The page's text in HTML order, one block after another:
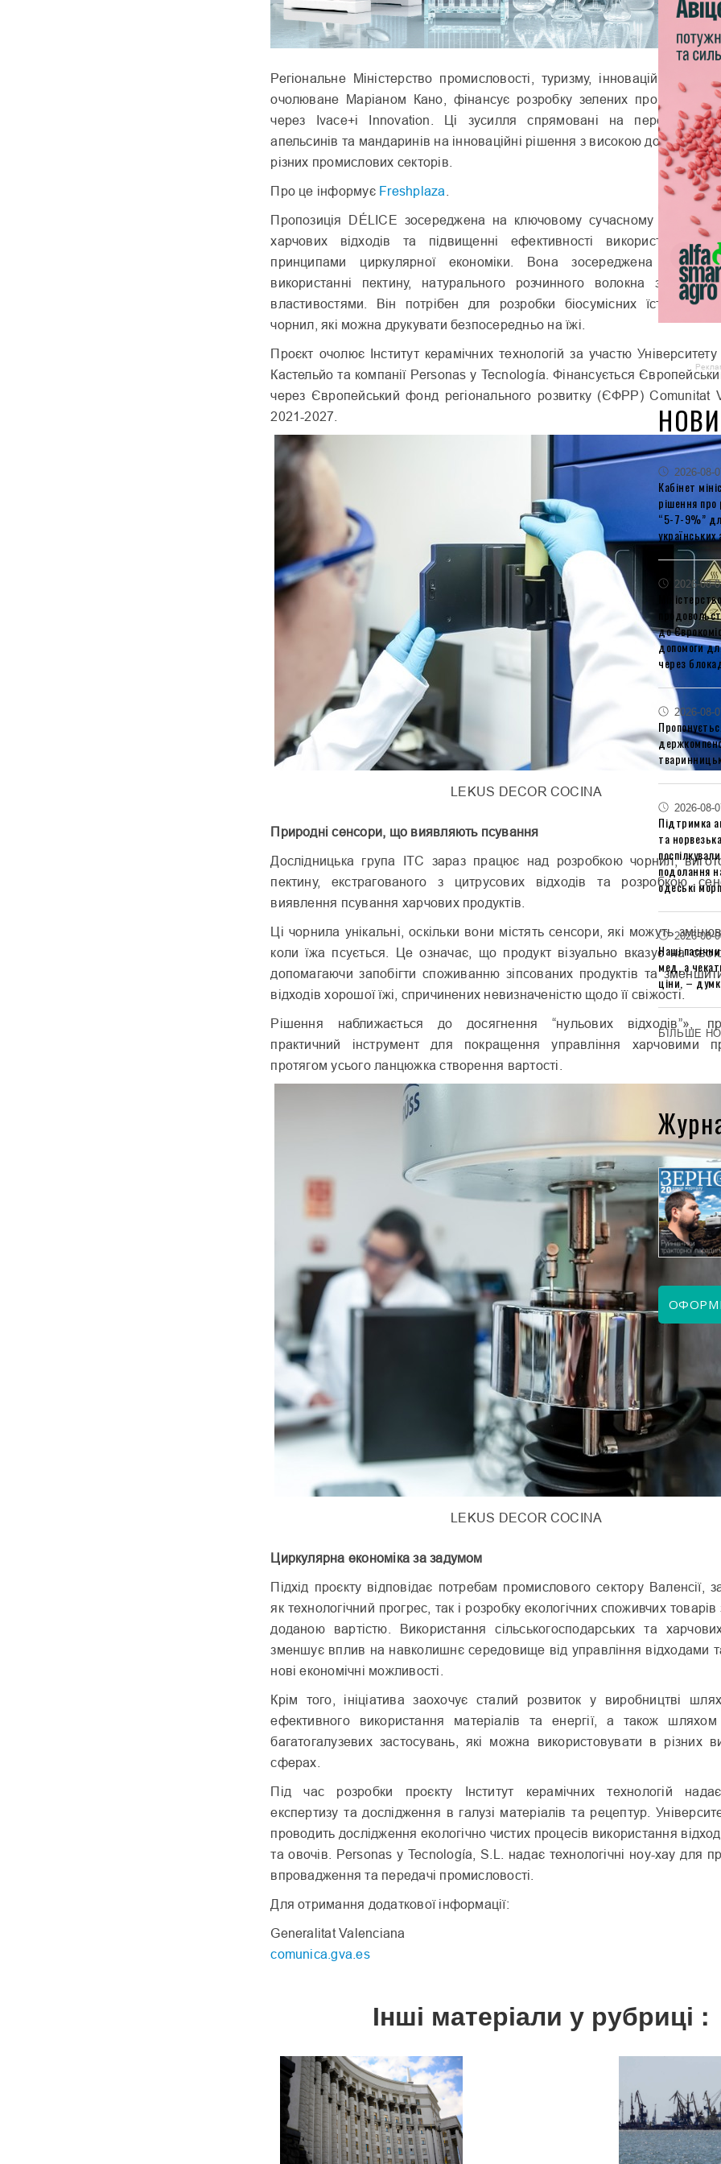
Регіональне Міністерство промисловості, туризму, інновацій та
очолюване Маріаном Кано, фінансує розробку зелених процесів та
через Ivace+i Innovation. Ці зусилля спрямовані на перетворення
апельсинів та мандаринів на інноваційні рішення з високою доданою
різних промислових секторів.
Про це інформує Freshplaza
Пропозиція DÉLICE зосереджена на ключовому сучасному виклику:
харчових відходів та підвищенні ефективності використання
принципами циркулярної економіки. Вона зосереджена на
використанні пектину, натурального розчинного волокна з
властивостями. Він потрібен для розробки біосумісних їстівних
чорнил, які можна друкувати безпосередньо на їжі.
Проєкт очолює Інститут керамічних технологій за участю
Кастельйо та компанії Personas y Tecnología. Фінансується
через Європейський фонд регіонального розвитку (ЄФРР) Comunitat
2021-2027.
LEKUS DECOR COCINA
Природні сенсори, що виявляють псування
Дослідницька група ITC зараз працює над розробкою чорнил,
пектину, екстрагованого з цитрусових відходів та розробкою
виявлення псування харчових продуктів.
Ці чорнила унікальні, оскільки вони містять сенсори, які можуть
коли їжа псується. Це означає, що продукт візуально вказує на свою
допомагаючи запобігти споживанню зіпсованих продуктів та зменшити
відходів хорошої їжі, спричинених невизначеністю щодо її свіжості.
Рішення наближається до досягнення “нульових відходів”»,
практичний інструмент для покращення управління харчовими
протягом усього ланцюжка створення вартості.
LEKUS DECOR COCINA
Циркулярна економіка за задумом
Підхід проєкту відповідає потребам промислового сектору Валенсії,
як технологічний прогрес, так і розробку екологічних споживчих
доданою вартістю. Використання сільськогосподарських та
зменшує вплив на навколишнє середовище від управління відходами
нові економічні можливості.
Крім того, ініціатива заохочує сталий розвиток у виробництві
ефективного використання матеріалів та енергії, а також шляхом
багатогалузевих застосувань, які можна використовувати в різних
сферах.
Під час розробки проєкту Інститут керамічних технологій
експертизу та дослідження в галузі матеріалів та рецептур.
проводить дослідження екологічно чистих процесів використання
та овочів. Personas y Tecnología, S.L. надає технологічні ноу-хау для
впровадження та передачі промисловості.
Для отримання додаткової інформації:
Generalitat Valenciana
comunica.gva.es
2026-08-
Кабінет
рішення
“5-7-9%”
українських
2026-08-
до
допомоги
через
2026-08-
2026-08-
Підтримка
та
подолання
одеські
2026-08-
Наші
мед, а
ціни, –
БІЛЬШЕ
ЧЕРВЕНЬ 2026 ТРАВЕНЬ 2026
Інші матеріали у рубриці :